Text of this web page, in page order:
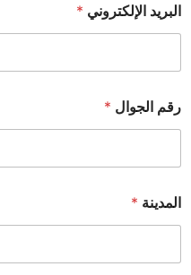
البريد الإلكتروني *
رقم الجوال *
المدينة *